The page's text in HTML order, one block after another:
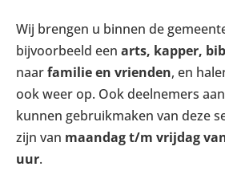
Wij brengen u binnen de
bijvoorbeeld een arts, kapper,
naarfamilie en vrienden, en
ook weer op. Ook deelnemers
kunnen gebruikmaken van deze
zijn van maandag t/m vrijdag
uur.